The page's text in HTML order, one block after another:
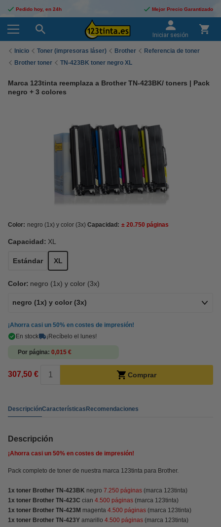
Pedido hoy, en 24h Mejor Precio Garantizado
Iniciar sesión
Inicio Toner (impresoras láser) Brother
Referencia de toner
Brother toner
TN-423BK toner negro XL
Marca 123tinta reemplaza a Brother TN-423BK/ toners | Pack
negro + 3 colores
Color: negro (1x) y color (3x) Capacidad: ± 20.750 páginas
Capacidad: XL
Estándar XL
Color: negro (1x) y color (3x)
negro (1x) y color (3x)
¡Ahorra casi un 50% en costes de impresión!
En stock
¡Recíbelo el lunes!
Por página 0,015 €
307,50 € Comprar
DescripciónCaracterísticasRecomendaciones
Descripción
¡Ahorra casi un 50% en costes de impresión!
Pack completo de toner de nuestra marca 123tinta para Brother.
1x toner Brother TN-423BK negro 7.250 páginas (marca 123tinta)
1x toner Brother TN-423C cian 4.500 páginas (marca 123tinta)
1x toner Brother TN-423M magenta 4.500 páginas (marca 123tinta)
1x toner Brother TN-423Y amarillo 4.500 páginas (marca 123tinta)